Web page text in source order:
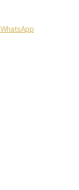
WhatsApp